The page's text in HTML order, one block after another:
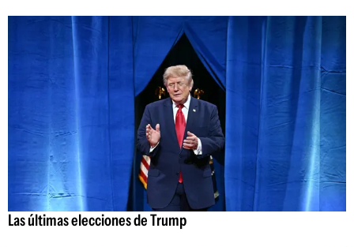
Las últimas elecciones de Trump